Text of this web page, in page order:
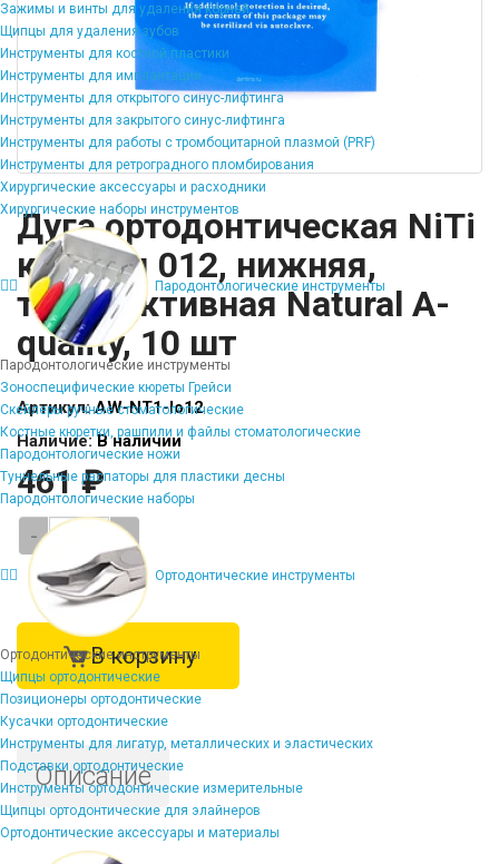
Зажимы и винты для удаления корней
Щипцы для удаления зубов
Инструменты для костной пластики
Инструменты для имплантации
Инструменты для открытого синус-лифтинга
Инструменты для закрытого синус-лифтинга
Инструменты для работы с тромбоцитарной плазмой (PRF)
Инструменты для ретроградного пломбирования
Хирургические аксессуары и расходники
Хирургические наборы инструментов
Пародонтологические инструменты
Пародонтологические инструменты
Зоноспецифические кюреты Грейси
Скейлеры ручные стоматологические
Костные кюретки, рашпили и файлы стоматологические
Пародонтологические ножи
Туннельные распаторы для пластики десны
Пародонтологические наборы
Ортодонтические инструменты
Ортодонтические инструменты
Щипцы ортодонтические
Позиционеры ортодонтические
Кусачки ортодонтические
Инструменты для лигатур, металлических и эластических
Подставки ортодонтические
Инструменты ортодонтические измерительные
Щипцы ортодонтические для элайнеров
Ортодонтические аксессуары и материалы
Дуга ортодонтическая NiTi
круглая 012, нижняя,
термоактивная Natural A-
quality, 10 шт
Артикул:AW-NT1-lo12
Наличие:В наличии
461 ₽
- +
В корзину
Описание